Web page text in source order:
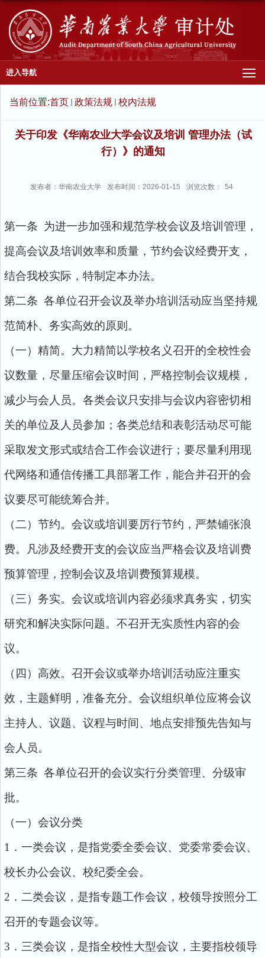
进入导航
当前位置:首页 政策法规 校内法规
关于印发《华南农业大学会议及培训 管理办法（试
行）》的通知
发布者：华南农业大学 发布时间：2026-01-15 浏览次数： 54
第一条 为进一步加强和规范学校会议及培训管理，
提高会议及培训效率和质量，节约会议经费开支，
结合我校实际，特制定本办法。
第二条 各单位召开会议及举办培训活动应当坚持规
范简朴、务实高效的原则。
（一）精简。大力精简以学校名义召开的全校性会
议数量，尽量压缩会议时间，严格控制会议规模，
减少与会人员。各类会议只安排与会议内容密切相
关的单位及人员参加；各类总结和表彰活动尽可能
采取发文形式或结合工作会议进行；要尽量利用现
代网络和通信传播工具部署工作，能合并召开的会
议要尽可能统筹合并。
（二）节约。会议或培训要厉行节约，严禁铺张浪
费。凡涉及经费开支的会议应当严格会议及培训费
预算管理，控制会议及培训费预算规模。
（三）务实。会议或培训内容必须求真务实，切实
研究和解决实际问题。不召开无实质性内容的会
议。
（四）高效。召开会议或举办培训活动应注重实
效，主题鲜明，准备充分。会议组织单位应将会议
主持人、议题、议程与时间、地点安排预先告知与
会人员。
第三条 各单位召开的会议实行分类管理、分级审
批。
（一）会议分类
1．一类会议，是指党委全委会议、党委常委会议、
校长办公会议、校纪委全会。
2．二类会议，是指专题工作会议，校领导按照分工
召开的专题会议等。
3．三类会议，是指全校性大型会议，主要指校领导